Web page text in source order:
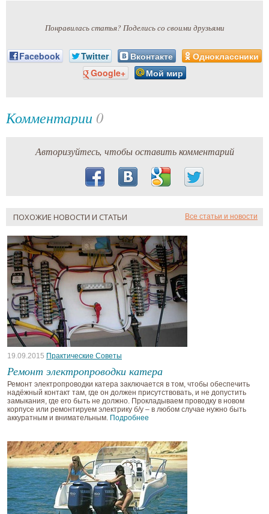
Понравилась статья? Поделись со своими друзьями
Facebook Twitter Вконтакте
Одноклассники
Google+
Мой мир
Комментарии 0
Авторизуйтесь, чтобы оставить комментарий
ПОХОЖИЕ НОВОСТИ И СТАТЬИ Все статьи и новости
19.09.2015 Практические Советы
Ремонт электропроводки катера
Ремонт электропроводки катера заключается в том, чтобы обеспечить
надёжный контакт там, где он должен присутствовать, и не допустить
замыкания, где его быть не должно. Прокладываем проводку в новом
корпусе или ремонтируем электрику б/у – в любом случае нужно быть
аккуратным и внимательным. Подробнее